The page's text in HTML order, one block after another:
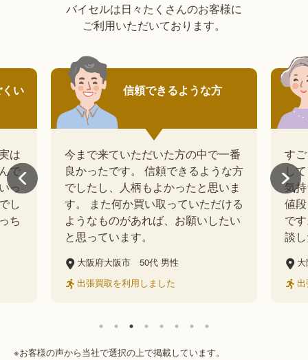
バイセルは日々たくさんのお客様に
ご利用いただいております。
信頼できるような方
今まで来ていただいた方の中で一番
良かったです。 信頼できるような方
でしたし、人柄もよかったと思いま
す。 また何か買い取っていただける
ようなものがあれば、お願いしたい
と思っています。
大阪府大阪市 50代 男性
出張買取を利用しました
すごくよかっ
してくれてわ
気持ちのいい
値段も付けて
です。また何
談したいと
大阪府茨木市
出張買取を
※お客様の声から当社で選択の上で掲載しています。